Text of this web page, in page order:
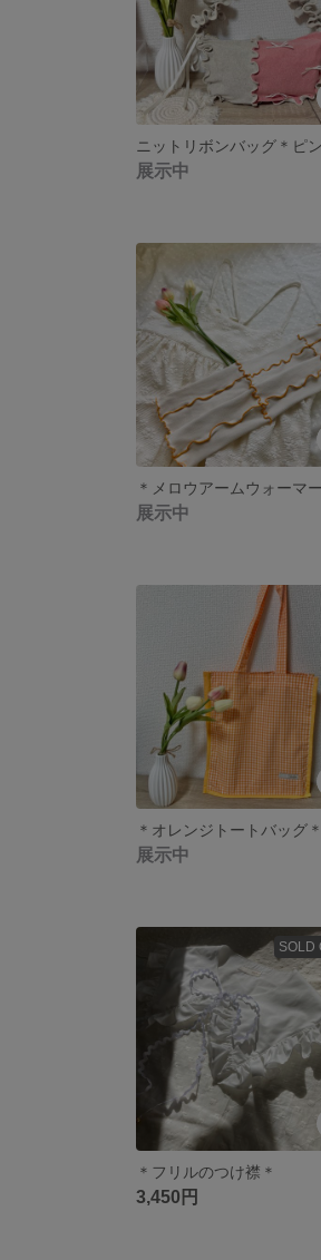
展示中
展示中
＊オレンジトートバッグ＊
展示中
SOLD
＊フリルのつけ襟＊
3,450円